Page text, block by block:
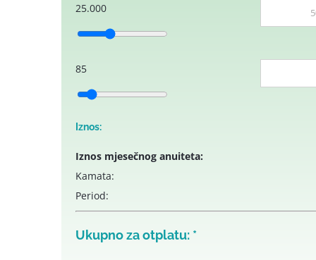
25.000
85
Iznos:
Iznos mjesečnog anuiteta:
Kamata:
Period:
Ukupno za otplatu: *